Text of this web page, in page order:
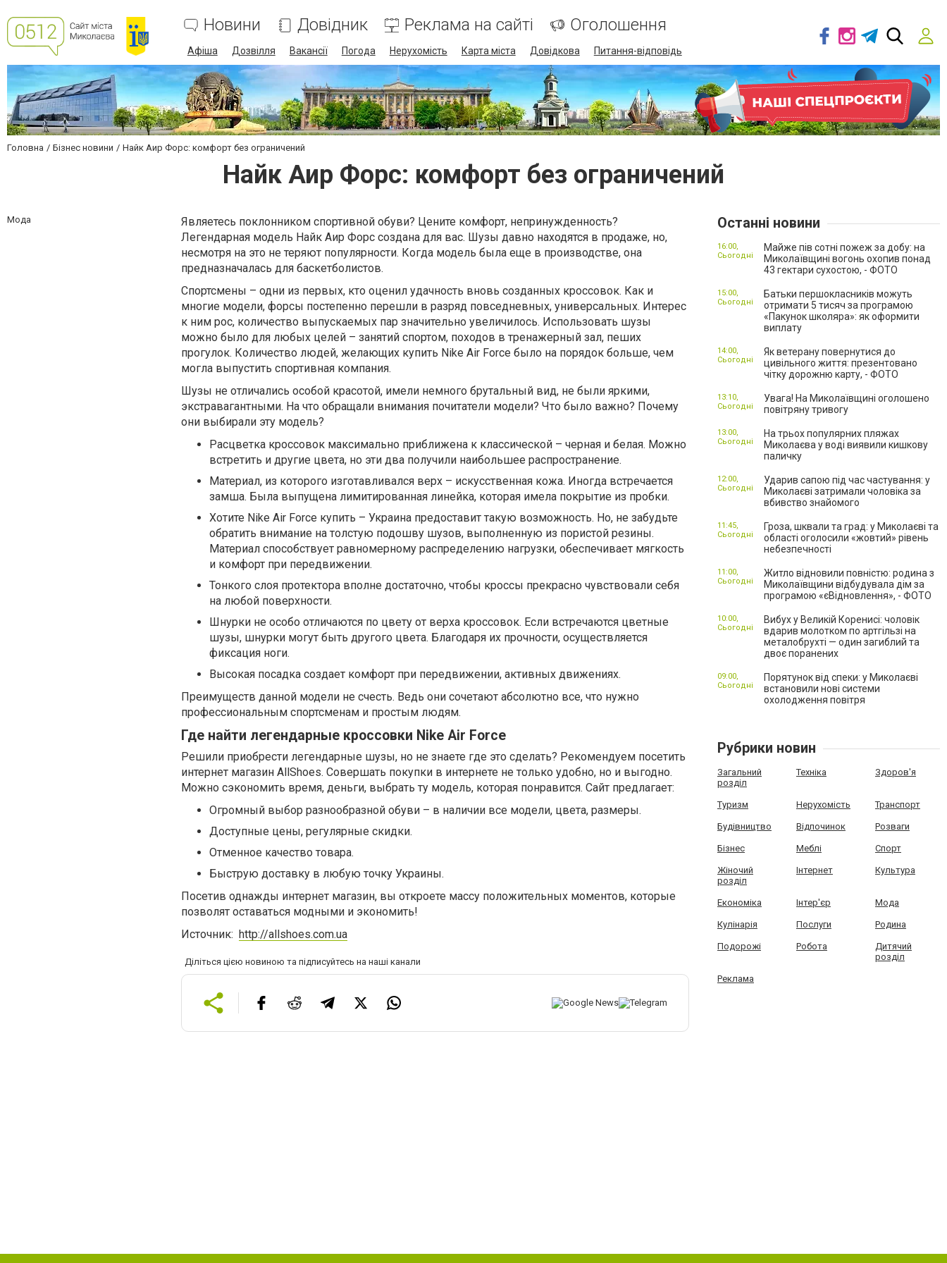
Новини Довідник Реклама на сайті Оголошення
Афіша Дозвілля Вакансії Погода Нерухомість Карта міста Довідкова Питання-відповідь
Головна Бізнес новини Найк Аир Форс: комфорт без ограничений
Найк Аир Форс: комфорт без ограничений
Мода
Являетесь поклонником спортивной обуви? Цените комфорт, непринужденность?
Легендарная модель Найк Аир Форс создана для вас. Шузы давно находятся в продаже, но,
несмотря на это не теряют популярности. Когда модель была еще в производстве, она
предназначалась для баскетболистов.
Спортсмены – одни из первых, кто оценил удачность вновь созданных кроссовок. Как и
многие модели, форсы постепенно перешли в разряд повседневных, универсальных. Интерес
к ним рос, количество выпускаемых пар значительно увеличилось. Использовать шузы
можно было для любых целей – занятий спортом, походов в тренажерный зал, пеших
прогулок. Количество людей, желающих купить Nike Air Force было на порядок больше, чем
могла выпустить спортивная компания.
Шузы не отличались особой красотой, имели немного брутальный вид, не были яркими,
экстравагантными. На что обращали внимания почитатели модели? Что было важно? Почему
они выбирали эту модель?
Расцветка кроссовок максимально приближена к классической – черная и белая. Можно
встретить и другие цвета, но эти два получили наибольшее распространение.
Материал, из которого изготавливался верх – искусственная кожа. Иногда встречается
замша. Была выпущена лимитированная линейка, которая имела покрытие из пробки.
Хотите Nike Air Force купить – Украина предоставит такую возможность. Но, не забудьте
обратить внимание на толстую подошву шузов, выполненную из пористой резины.
Материал способствует равномерному распределению нагрузки, обеспечивает мягкость
и комфорт при передвижении.
Тонкого слоя протектора вполне достаточно, чтобы кроссы прекрасно чувствовали себя
на любой поверхности.
Шнурки не особо отличаются по цвету от верха кроссовок. Если встречаются цветные
шузы, шнурки могут быть другого цвета. Благодаря их прочности, осуществляется
фиксация ноги.
Высокая посадка создает комфорт при передвижении, активных движениях.
Преимуществ данной модели не счесть. Ведь они сочетают абсолютно все, что нужно
профессиональным спортсменам и простым людям.
Где найти легендарные кроссовки Nike Air Force
Решили приобрести легендарные шузы, но не знаете где это сделать? Рекомендуем посетить
интернет магазин AllShoes. Совершать покупки в интернете не только удобно, но и выгодно.
Можно сэкономить время, деньги, выбрать ту модель, которая понравится. Сайт предлагает:
Огромный выбор разнообразной обуви – в наличии все модели, цвета, размеры.
Доступные цены, регулярные скидки.
Отменное качество товара.
Быструю доставку в любую точку Украины.
Посетив однажды интернет магазин, вы откроете массу положительных моментов, которые
позволят оставаться модными и экономить!
Источник: http://allshoes.com.ua
Діліться цією новиною та підписуйтесь на наші канали
Останні новини
Майже пів сотні пожеж за добу: на
Миколаївщині вогонь охопив понад
43 гектари сухостою, - ФОТО
16:00,
Сьогодні
Батьки першокласників можуть
отримати 5 тисяч за програмою
«Пакунок школяра»: як оформити
виплату
15:00,
Сьогодні
Як ветерану повернутися до
цивільного життя: презентовано
чітку дорожню карту, - ФОТО
14:00,
Сьогодні
Увага! На Миколаївщині оголошено
повітряну тривогу
13:10,
Сьогодні
На трьох популярних пляжах
Миколаєва у воді виявили кишкову
паличку
13:00,
Сьогодні
Ударив сапою під час частування: у
Миколаєві затримали чоловіка за
вбивство знайомого
12:00,
Сьогодні
Гроза, шквали та град: у Миколаєві та
області оголосили «жовтий» рівень
небезпечності
11:45,
Сьогодні
Житло відновили повністю: родина з
Миколаївщини відбудувала дім за
програмою «єВідновлення», - ФОТО
11:00,
Сьогодні
Вибух у Великій Коренисі: чоловік
вдарив молотком по артгільзі на
металобрухті — один загиблий та
двоє поранених
10:00,
Сьогодні
Порятунок від спеки: у Миколаєві
встановили нові системи
охолодження повітря
09:00,
Сьогодні
Рубрики новин
Загальний
розділ
Техніка Здоров'я
Туризм Нерухомість Транспорт
Будівництво Відпочинок Розваги
Бізнес Меблі Спорт
Жіночий
розділ
Інтернет Культура
Економіка Інтер'єр Мода
Кулінарія Послуги Родина
Подорожі Робота
Дитячий
розділ
Реклама